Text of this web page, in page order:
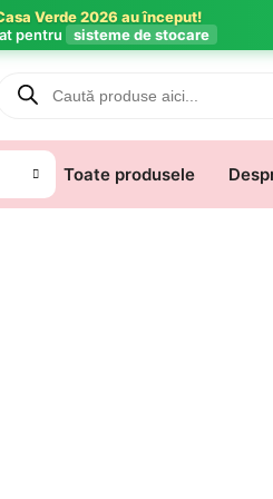
Verde 2026 au început!
pentru
sisteme de stocare
Toate produsele